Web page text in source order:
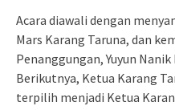
Acara diawali dengan
Mars Karang Taruna, dan
Penanggungan, Yuyun Nanik
Berikutnya, Ketua Karang
terpilih menjadi Ketua